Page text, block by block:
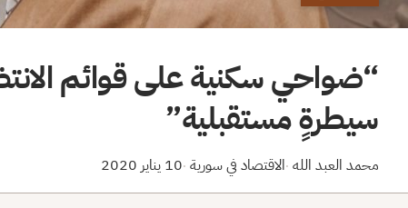
“ضواحي سكنية على قوائم
سيطرةٍ مستقبلية”
محمد العبد الله ·الاقتصاد في سورية ·10 يناير 2020